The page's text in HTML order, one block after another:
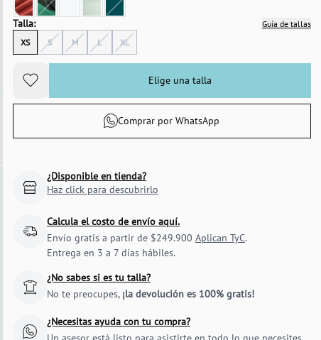
Talla:
Guía de tallas
XS
S M L XL
Elige una talla
Comprar por WhatsApp
¿Disponible en tienda?
Haz click para descubrirlo
Calcula el costo de envío aquí.
Envío gratis a partir de $249.900 Aplican TyC.
Entrega en 3 a 7 días hábiles.
¿No sabes si es tu talla?
No te preocupes, ¡la devolución es 100% gratis!
¿Necesitas ayuda con tu compra?